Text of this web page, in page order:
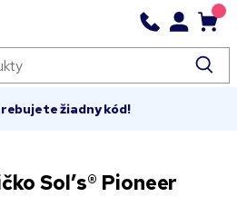
žiadny kód!
Sol’s® Pioneer